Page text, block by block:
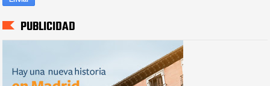
PUBLICIDAD